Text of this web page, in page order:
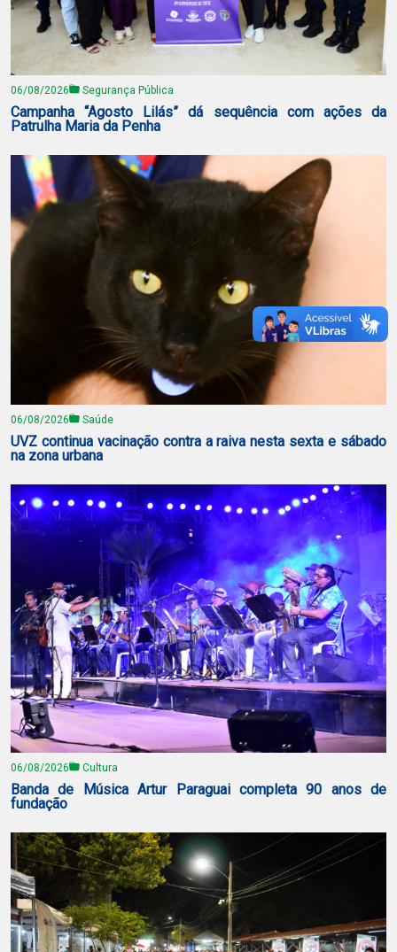
06/08/2026 Segurança Pública
Campanha “Agosto Lilás” dá sequência com ações da
Patrulha Maria da Penha
06/08/2026 Saúde
UVZ continua vacinação contra a raiva nesta sexta e sábado
na zona urbana
06/08/2026 Cultura
Banda de Música Artur Paraguai completa 90 anos de
fundação